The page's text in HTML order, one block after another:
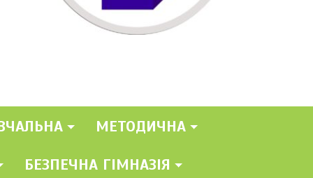
МЕТОДИЧНА
БЕЗПЕЧНА ГІМНАЗІЯ